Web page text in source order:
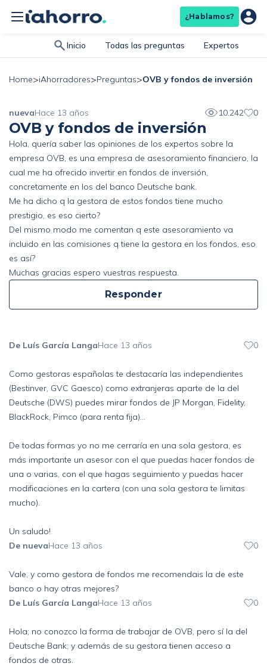
¿Hablamos?
Inicio Todas las preguntas Expertos
Home>iAhorradores>Preguntas>OVB y fondos de inversión
nuevaHace 13 años 10.242 0
OVB y fondos de inversión
Hola, quería saber las opiniones de los expertos sobre la
empresa OVB, es una empresa de asesoramiento financiero, la
cual me ha ofrecido invertir en fondos de inversión,
concretamente en los del banco Deutsche bank.
Me ha dicho q la gestora de estos fondos tiene mucho
prestigio, es eso cierto?
Del mismo modo me comentan q este asesoramiento va
incluido en las comisiones q tiene la gestora en los fondos, eso
es así?
Muchas gracias espero vuestras respuesta.
Responder
De Luís García LangaHace 13 años 0
Como gestoras españolas te destacaría las independientes
(Bestinver, GVC Gaesco) como extranjeras aparte de la del
Deutsche (DWS) puedes mirar fondos de JP Morgan, Fidelity,
BlackRock, Pimco (para renta fija)...
De todas formas yo no me cerraría en una sola gestora, es
más importante un asesor con el que puedas hacer fondos de
una o varias, con el que hagas seguimiento y puedas hacer
modificaciones en la cartera (con una sola gestora te limitas
mucho).
Un saludo!
De nuevaHace 13 años 0
Vale, y como gestora de fondos me recomendais la de este
banco o hay otras mejores?
De Luís García LangaHace 13 años 0
Hola; no conozco la forma de trabajar de OVB, pero sí la del
Deutsche Bank; y además de su gestora tienen acceso a
fondos de otras.